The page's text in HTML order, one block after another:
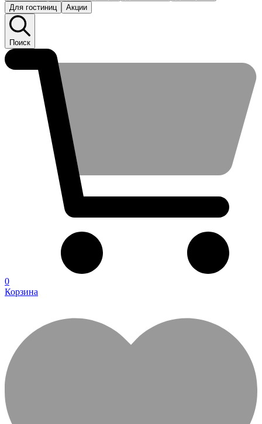
Для гостиниц
Акции
Поиск
0
Корзина